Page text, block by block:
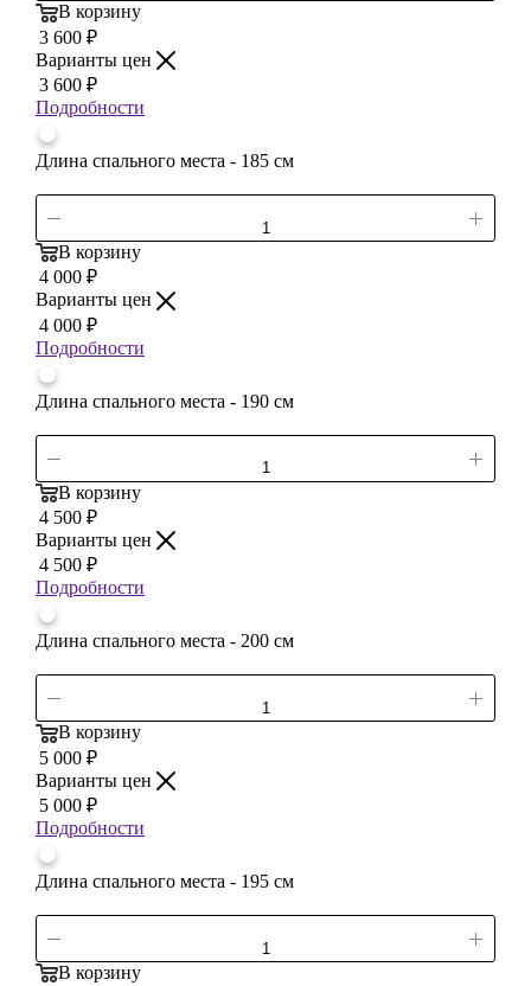
В корзину
3 600 ₽
Варианты цен
3 600 ₽
Подробности
Длина спального места - 185 см
В корзину
4 000 ₽
Варианты цен
4 000 ₽
Подробности
Длина спального места - 190 см
В корзину
4 500 ₽
Варианты цен
4 500 ₽
Подробности
Длина спального места - 200 см
В корзину
5 000 ₽
Варианты цен
5 000 ₽
Подробности
Длина спального места - 195 см
В корзину